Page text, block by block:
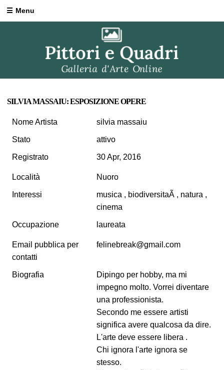
Menu
SILVIA MASSAIU: ESPOSIZIONE OPERE
Nome Artista silvia massaiu
Stato attivo
Registrato 30 Apr, 2016
Località Nuoro
Interessi
musica , biodiversitaÃ , natura ,
cinema
Occupazione laureata
Email pubblica per
contatti
felinebreak@gmail.com
Biografia
Dipingo per hobby, ma mi
impegno molto. Vorrei diventare
una professionista.
Secondo me essere artisti
significa avere qualcosa da dire.
L'arte deve essere libera .
Chi ignora l'arte ignora se
stesso.